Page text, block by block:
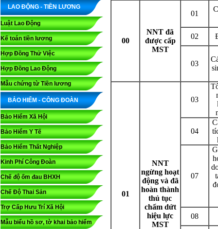
LAO ĐỘNG - TIỀN LƯƠNG
Luật Lao Động
Kế toán tiền lương
Hợp Đồng Thử Việc
Hợp Đồng Lao Động
Mẫu chứng từ Tiền lương
BẢO HIỂM - CÔNG ĐOÀN
Bảo Hiểm Xã Hội
Bảo Hiểm Y Tế
Bảo Hiểm Thất Nghiệp
Kinh Phí Công Đoàn
Chế độ ốm đau BHXH
Chế Độ Thai Sản
Trợ Cấp Hưu Trí Xã Hội
Mẫu biểu hồ sơ, tờ khai bảo hiểm
00
NNT đã
được cấp
MST
01
02
03
01
NNT
ngừng hoạt
động và đã
hoàn thành
thủ tục
chấm dứt
hiệu lực
MST
03
04
07
08